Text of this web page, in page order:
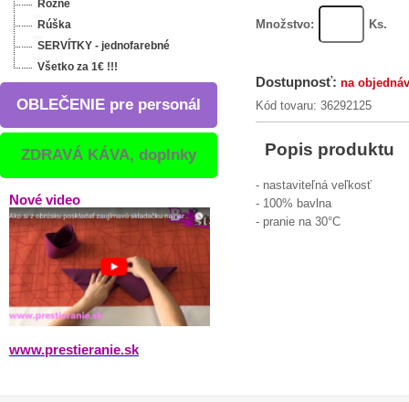
Rôzne
Rúška
SERVÍTKY - jednofarebné
Všetko za 1€ !!!
OBLEČENIE pre personál
ZDRAVÁ KÁVA, doplnky
Nové video
www.prestieranie.sk
Množstvo: Ks.
Dostupnosť: na
Kód tovaru: 36292125
Popis produktu
- nastaviteľná veľkosť
- 100% bavlna
- pranie na 30°C